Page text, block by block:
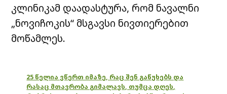
კლინიკამ დაადასტურა, რომ ნავალნი
„ნოვიჩოკის“ მსგავსი ნივთიერებით
მოწამლეს.
25 წელია ვწერთ იმაზე, რაც შენ გაწუხებს და
რასაც მთავრობა გიმალავს, თუმცა დღეს,